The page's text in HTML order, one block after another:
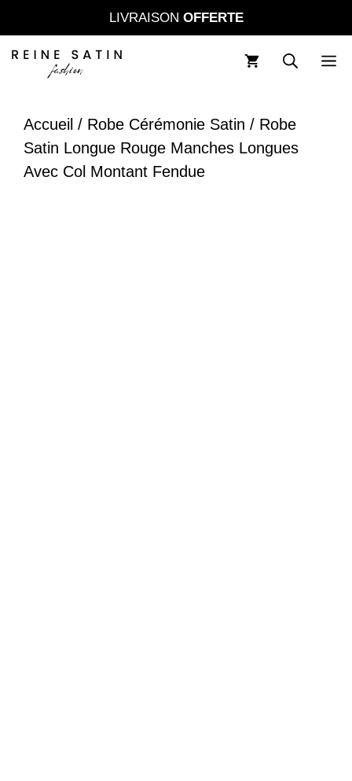
au
contenu
LIVRAISON OFFERTE
Accueil / Robe Cérémonie Satin / Robe
Satin Longue Rouge Manches Longues
Avec Col Montant Fendue